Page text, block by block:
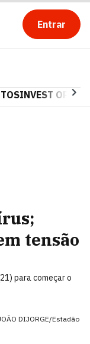
Entrar
INVEST OPINA
tensão
para começar o
DIJORGE/Estadão